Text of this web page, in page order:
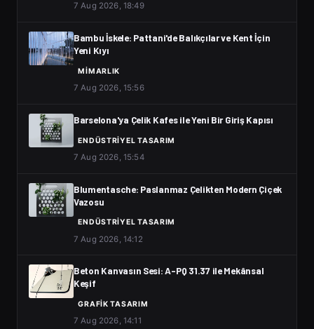
7 Aug 2026, 18:49
Bambu İskele: Pattani'de Balıkçılar ve Kent İçin
Yeni Kıyı
MIMARLIK
7 Aug 2026, 15:56
Barselona'ya Çelik Kafes ile Yeni Bir Giriş Kapısı
ENDÜSTRIYEL TASARIM
7 Aug 2026, 15:54
Blumentasche: Paslanmaz Çelikten Modern Çiçek
Vazosu
ENDÜSTRIYEL TASARIM
7 Aug 2026, 14:12
Beton Kanvasın Sesi: A-PQ 31.37 ile Mekânsal
Keşif
GRAFIK TASARIM
7 Aug 2026, 14:11